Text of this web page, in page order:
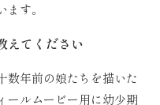
す。
えてください
数年前の娘たちを描いた
ールムービー用に幼少期